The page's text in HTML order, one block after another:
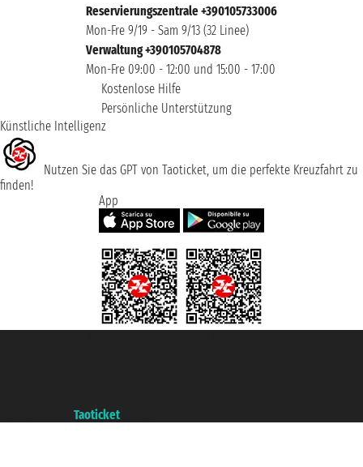
Reservierungszentrale +390105733006
Mon-Fre 9/19 - Sam 9/13 (32 Linee)
Verwaltung +390105704878
Mon-Fre 09:00 - 12:00 und 15:00 - 17:00
Kostenlose Hilfe
Persönliche Unterstützung
Künstliche Intelligenz
Nutzen Sie das GPT von Taoticket, um die perfekte Kreuzfahrt zu
finden!
App
Taoticket